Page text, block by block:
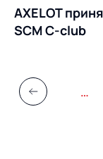
AXELOT
SCM С‑club
…